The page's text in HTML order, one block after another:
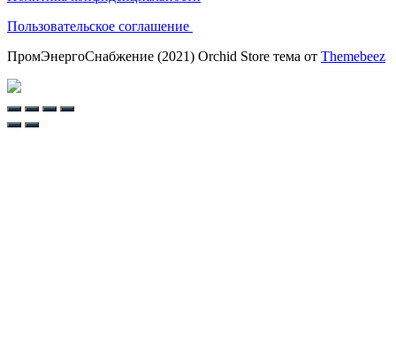
Пользовательское соглашение
ПромЭнергоСнабжение (2021) Orchid Store тема от Themebeez